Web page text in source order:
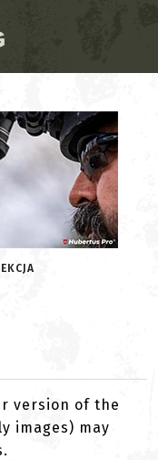
version of the
images) may